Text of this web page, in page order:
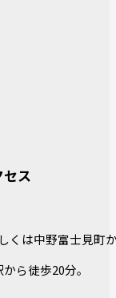
セス
くは中野富士見町
ら徒歩20分。